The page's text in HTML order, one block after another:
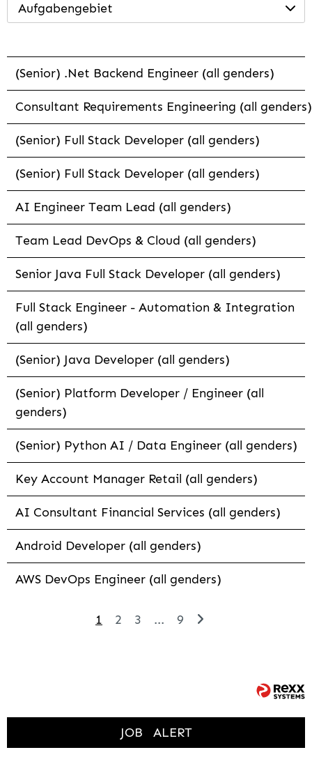
Aufgabengebiet
(Senior) .Net Backend Engineer (all genders)
Consultant Requirements Engineering (all genders)
(Senior) Full Stack Developer (all genders)
(Senior) Full Stack Developer (all genders)
AI Engineer Team Lead (all genders)
Team Lead DevOps & Cloud (all genders)
Senior Java Full Stack Developer (all genders)
Full Stack Engineer - Automation & Integration
(all genders)
(Senior) Java Developer (all genders)
(Senior) Platform Developer / Engineer (all
genders)
(Senior) Python AI / Data Engineer (all genders)
Key Account Manager Retail (all genders)
AI Consultant Financial Services (all genders)
Android Developer (all genders)
AWS DevOps Engineer (all genders)
1 2 3 ... 9
JOB ALERT